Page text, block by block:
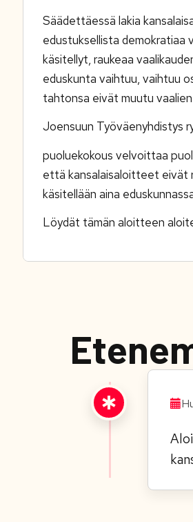
Säädettäessä lakia
edustuksellista demokratiaa
käsitellyt, raukeaa
eduskunta vaihtuu, vaihtuu
tahtonsa eivät muutu
Joensuun Työväenyhdistys
puoluekokous velvoittaa
että kansalaisaloitteet eivät
käsitellään aina
Löydät tämän aloitteen